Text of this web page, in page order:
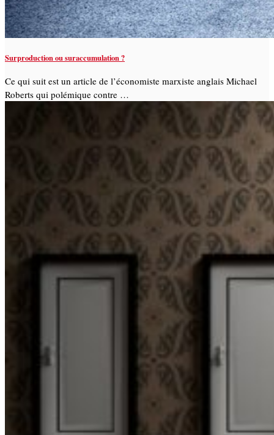
Surproduction ou suraccumulation ?
Ce qui suit est un article de l’économiste marxiste anglais Michael
Roberts qui polémique contre …